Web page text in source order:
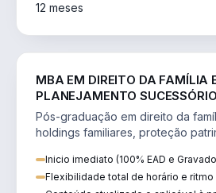
12 meses
MBA EM DIREITO DA FAMÍLIA
PLANEJAMENTO SUCESSÓRIO
Pós-graduação em direito da
holdings familiares, proteção
Inicio imediato (100% EAD e
Flexibilidade total de horário e